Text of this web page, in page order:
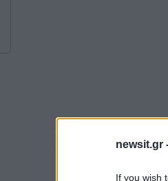
newsit.gr
If you wish
Από την αρχή της
άνω του 15%